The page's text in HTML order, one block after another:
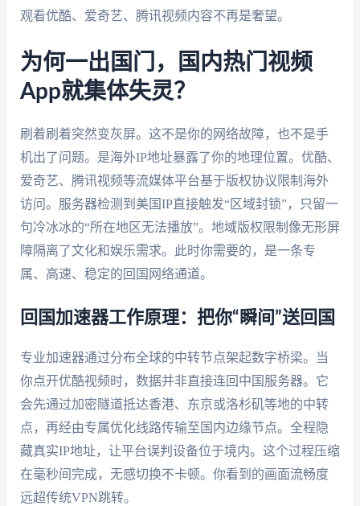
观看优酷、爱奇艺、腾讯视频内容不再是奢望。
为何一出国门，国内热门视频
App就集体失灵？
刷着刷着突然变灰屏。这不是你的网络故障，也不是手
机出了问题。是海外IP地址暴露了你的地理位置。优酷、
爱奇艺、腾讯视频等流媒体平台基于版权协议限制海外
访问。服务器检测到美国IP直接触发“区域封锁”，只留一
句冷冰冰的“所在地区无法播放”。地域版权限制像无形屏
障隔离了文化和娱乐需求。此时你需要的，是一条专
属、高速、稳定的回国网络通道。
回国加速器工作原理：把你“瞬间”送回国
专业加速器通过分布全球的中转节点架起数字桥梁。当
你点开优酷视频时，数据并非直接连回中国服务器。它
会先通过加密隧道抵达香港、东京或洛杉矶等地的中转
点，再经由专属优化线路传输至国内边缘节点。全程隐
藏真实IP地址，让平台误判设备位于境内。这个过程压缩
在毫秒间完成，无感切换不卡顿。你看到的画面流畅度
远超传统VPN跳转。